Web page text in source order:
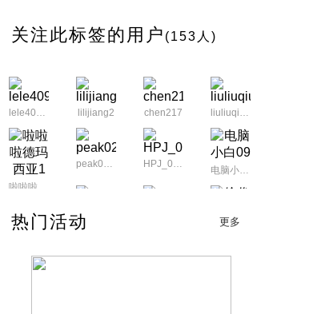
关注此标签的用户 (153人)
lilijiang2 chen217
热门活动 更多